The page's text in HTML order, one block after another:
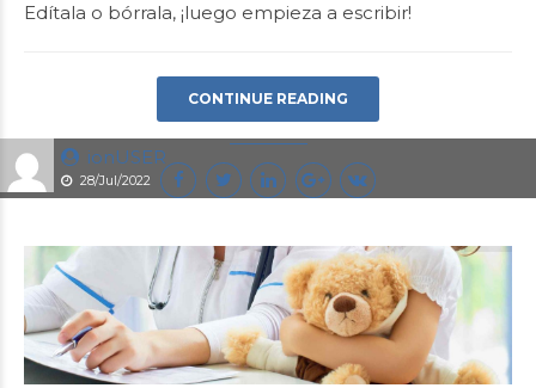
ionUSER
28/Jul/2022
Edítala o bórrala, ¡luego empieza a escribir!
CONTINUE READING
ionUSER
18/Oct/2015